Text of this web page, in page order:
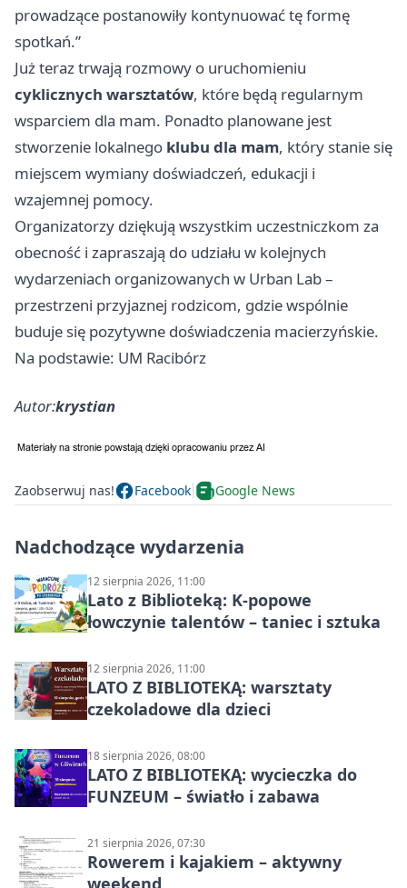
prowadzące postanowiły kontynuować tę formę
spotkań.”
Już teraz trwają rozmowy o uruchomieniu
cyklicznych warsztatów, które będą regularnym
wsparciem dla mam. Ponadto planowane jest
stworzenie lokalnego klubu dla mam, który stanie się
miejscem wymiany doświadczeń, edukacji i
wzajemnej pomocy.
Organizatorzy dziękują wszystkim uczestniczkom za
obecność i zapraszają do udziału w kolejnych
wydarzeniach organizowanych w Urban Lab –
przestrzeni przyjaznej rodzicom, gdzie wspólnie
buduje się pozytywne doświadczenia macierzyńskie.
Na podstawie: UM Racibórz
Autor:krystian
Zaobserwuj nas! Facebook Google News
Nadchodzące wydarzenia
12 sierpnia 2026, 11:00
Lato z Biblioteką: K-popowe
łowczynie talentów – taniec i sztuka
12 sierpnia 2026, 11:00
LATO Z BIBLIOTEKĄ: warsztaty
czekoladowe dla dzieci
18 sierpnia 2026, 08:00
LATO Z BIBLIOTEKĄ: wycieczka do
FUNZEUM – światło i zabawa
21 sierpnia 2026, 07:30
Rowerem i kajakiem – aktywny
weekend